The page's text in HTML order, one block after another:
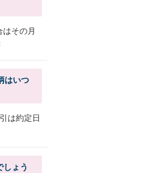
その月
はいつ
は約定日
しょう